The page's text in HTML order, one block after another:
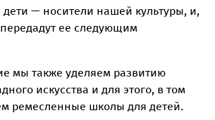
дети — носители нашей культуры, и,
передадут ее следующим
мы также уделяем развитию
искусства и для этого, в том
ремесленные школы для детей.